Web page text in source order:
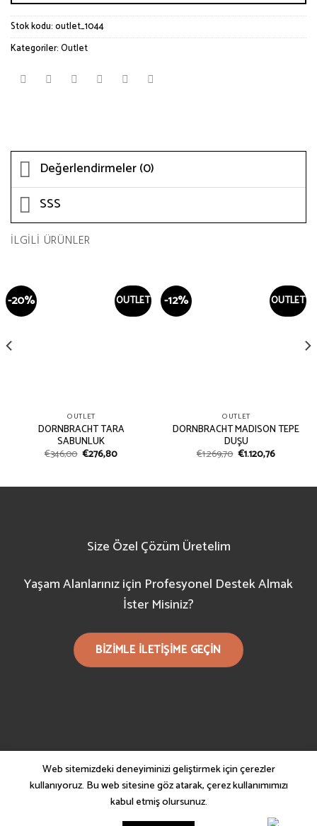
Stok kodu:outlet_1044
Kategoriler:Outlet
Değerlendirmeler (0)
SSS
İLGILI ÜRÜNLER
-20%
OUTLET
DORNBRACHT TARA
SABUNLUK
€346,00 €276,80
OUTLET -12%
OUTLET
DORNBRACHT MADISON TEPE
DUŞU
€1.269,70 €1.120,76
OUTLET
Size Özel Çözüm Üretelim
Yaşam Alanlarınız için Profesyonel Destek Almak
İster Misiniz?
BIZIMLE ILETIŞIME GEÇIN
Copyright 2021 ©SemHome
Web sitemizdeki deneyiminizi geliştirmek için çerezler
kullanıyoruz. Bu web sitesine göz atarak, çerez kullanımımızı
kabul etmiş olursunuz.